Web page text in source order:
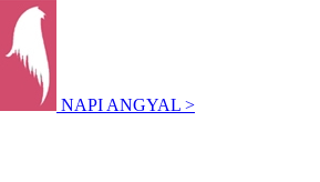
NAPI ANGYAL >